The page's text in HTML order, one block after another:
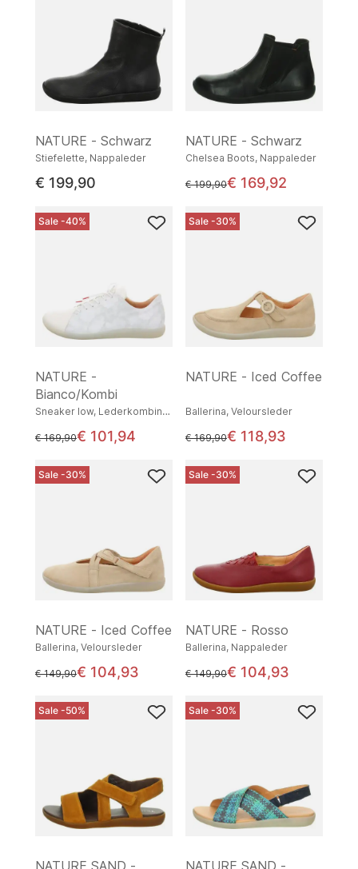
NATURE - Schwarz
Stiefelette, Nappaleder
€ 199,90
NATURE - Schwarz
Chelsea Boots, Nappaleder
statt
€ 199,90€ 169,92
Sale -40%
NATURE -
Bianco/Kombi
Sneaker low, Lederkombination
statt
€ 169,90€ 101,94
Sale -30%
NATURE - Iced Coffee
Ballerina, Veloursleder
statt
€ 169,90€ 118,93
Sale -30%
NATURE - Iced Coffee
Ballerina, Veloursleder
statt
€ 149,90€ 104,93
Sale -30%
NATURE - Rosso
Ballerina, Nappaleder
statt
€ 149,90€ 104,93
Sale -50%
NATURE SAND -
Sale -30%
NATURE SAND -